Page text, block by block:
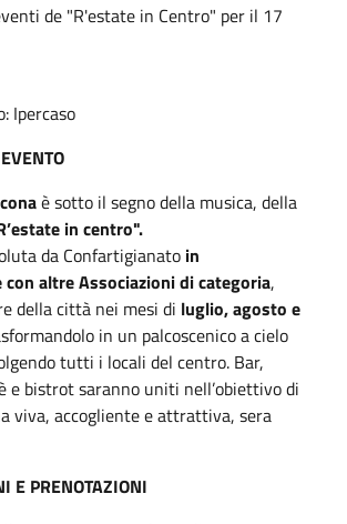
de "R'estate in Centro" per il 17
Ipercaso
è sotto il segno della musica, della
in centro".
da Confartigianato in
con altre Associazioni di categoria,
della città nei mesi di luglio, agosto e
in un palcoscenico a cielo
tutti i locali del centro. Bar,
e bistrot saranno uniti nell’obiettivo di
viva, accogliente e attrattiva, sera
E PRENOTAZIONI